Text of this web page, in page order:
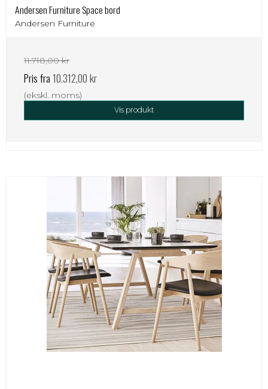
Andersen Furniture Space bord
Andersen Furniture
11.718,00 kr
Pris fra10.312,00 kr
(ekskl. moms)
Vis produkt